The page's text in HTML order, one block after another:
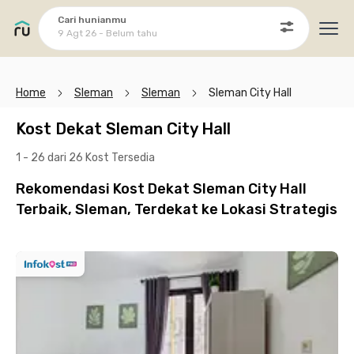
Cari hunianmu
9 Agt 26 - Belum tahu
Home Sleman Sleman Sleman City Hall
Kost Dekat Sleman City Hall
1 - 26 dari 26 Kost Tersedia
Rekomendasi Kost Dekat Sleman City Hall
Terbaik, Sleman, Terdekat ke Lokasi Strategis